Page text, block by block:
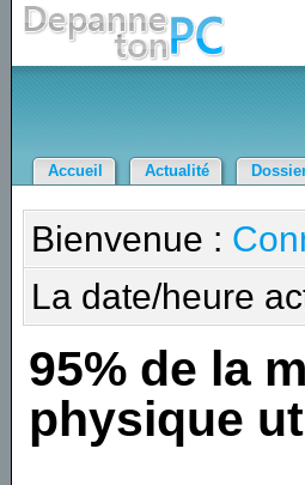
Accueil Actualité
Bienvenue :
La date/heure
95% de la
physique